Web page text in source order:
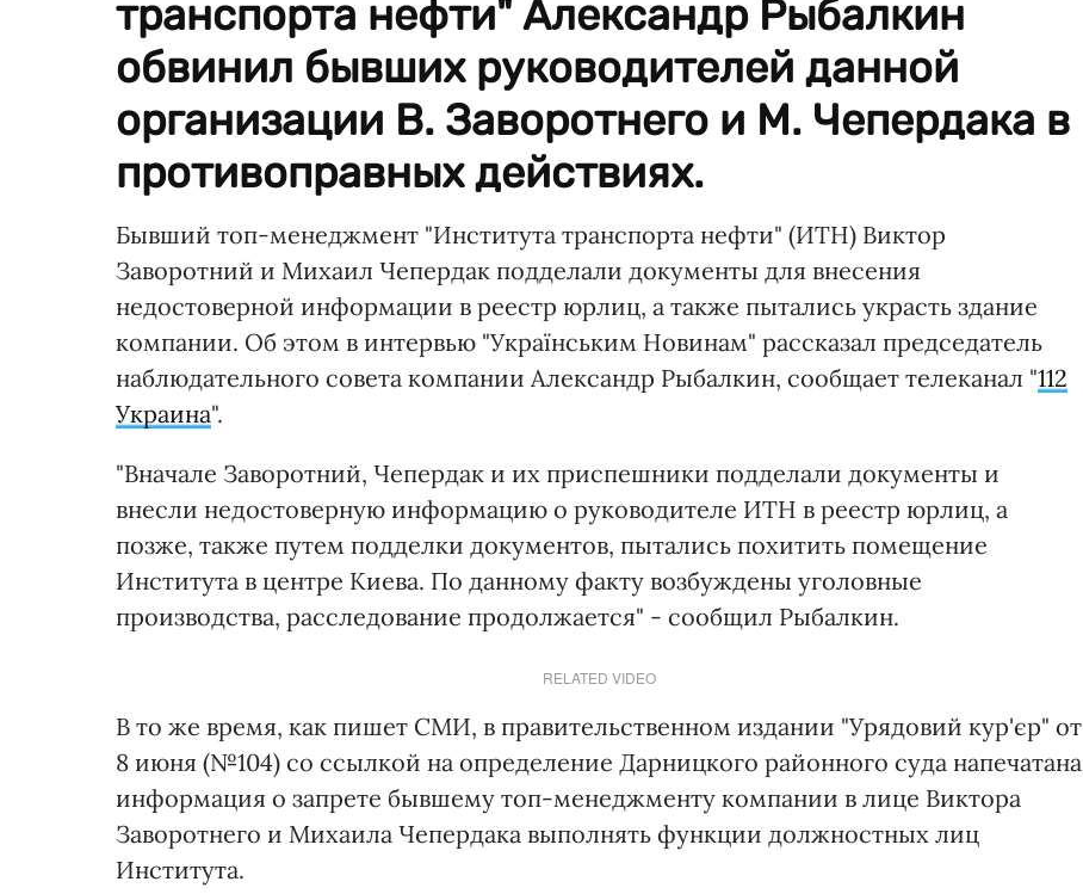
транспорта нефти" Александр Рыбалкин
обвинил бывших руководителей данной
организации В. Заворотнего и М. Чепердака в
противоправных действиях.
Бывший топ-менеджмент "Института транспорта нефти" (ИТН) Виктор
Заворотний и Михаил Чепердак подделали документы для внесения
недостоверной информации в реестр юрлиц, а также пытались украсть здание
компании. Об этом в интервью "Українським Новинам" рассказал председатель
наблюдательного совета компании Александр Рыбалкин, сообщает телеканал "112
Украина".
"Вначале Заворотний, Чепердак и их приспешники подделали документы и
внесли недостоверную информацию о руководителе ИТН в реестр юрлиц, а
позже, также путем подделки документов, пытались похитить помещение
Института в центре Киева. По данному факту возбуждены уголовные
производства, расследование продолжается" - сообщил Рыбалкин.
RELATED VIDEO
В то же время, как пишет СМИ, в правительственном издании "Урядовий кур'єр" от
8 июня (№104) со ссылкой на определение Дарницкого районного суда напечатана
информация о запрете бывшему топ-менеджменту компании в лице Виктора
Заворотнего и Михаила Чепердака выполнять функции должностных лиц
Института.